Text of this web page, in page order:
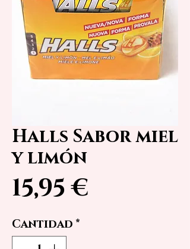
Halls Sabor miel
y limón
15,95 €
Cantidad *